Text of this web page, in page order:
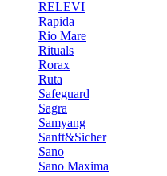
RELEVI
Rapida
Rio Mare
Rituals
Rorax
Ruta
Safeguard
Sagra
Samyang
Sanft&Sicher
Sano
Sano Maxima